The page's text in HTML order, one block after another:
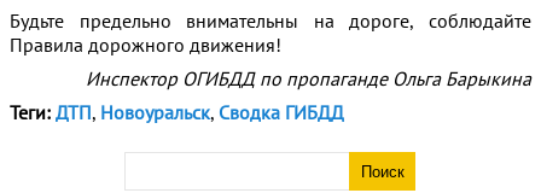
Будьте предельно внимательны на дороге, соблюдайте
Правила дорожного движения!
Инспектор ОГИБДД по пропаганде Ольга Барыкина
Теги: ДТП, Новоуральск, Сводка ГИБДД